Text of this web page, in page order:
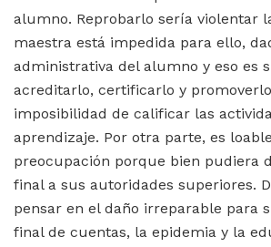
alumno. Reprobarlo sería violentar
maestra está impedida para ello,
administrativa del alumno y eso es
acreditarlo, certificarlo y
imposibilidad de calificar las
aprendizaje. Por otra parte, es
preocupación porque bien pudiera
final a sus autoridades superiores.
pensar en el daño irreparable para
final de cuentas, la epidemia y la